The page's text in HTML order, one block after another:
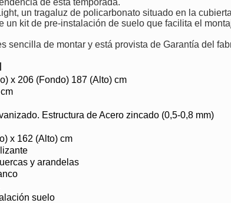
de esta temporada.
un tragaluz de policarbonato situado en la
un kit de pre-instalación de suelo que facilita el
sencilla de montar y está provista de Garantía del
x 206 (Fondo) 187 (Alto) cm
Estructura de Acero zincado (0,5-0,8 mm)
x 162 (Alto) cm
y arandelas
suelo